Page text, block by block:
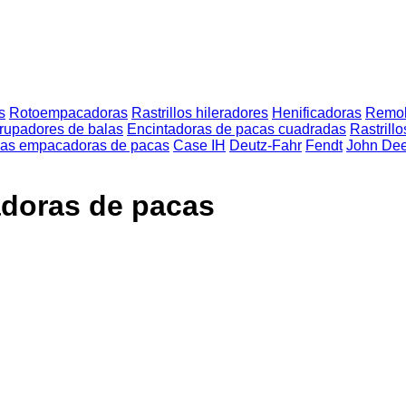
Rotoempacadoras Rastrillos hileradores Henificadoras
de balas Encintadoras de pacas cuadradas
empacadoras de pacas Case IH Deutz-Fahr Fendt John
de pacas